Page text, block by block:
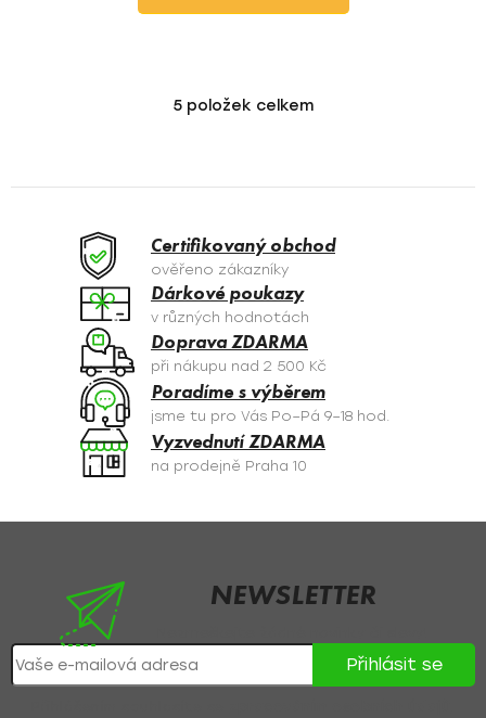
O
á
c
í
p
r
v
k
y
v
ý
p
s
5položek celkem
Certifikovaný obchod
ověřeno zákazníky
Dárkové poukazy
v různých hodnotách
Doprava ZDARMA
při nákupu nad 2 500 Kč
Poradíme s výběrem
jsme tu pro Vás Po–Pá 9–18 hod.
Vyzvednutí ZDARMA
na prodejně Praha 10
NEWSLETTER
Přihlásit se